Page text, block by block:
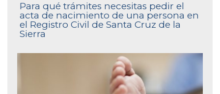
Para qué trámites necesitas pedir el
acta de nacimiento de una persona en
el Registro Civil de Santa Cruz de la
Sierra